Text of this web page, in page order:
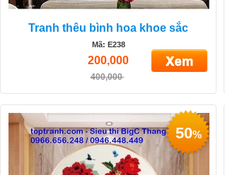
Tranh thêu bình hoa khoe sắc
Mã: E238
200,000
400,000
50%